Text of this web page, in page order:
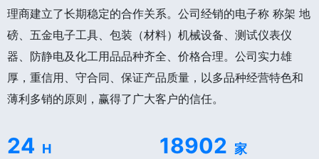
理商建立了长期稳定的合作关系。公司经销的电子称 称架 地
磅、五金电子工具、包装（材料）机械设备、测试仪表仪
器、防静电及化工用品品种齐全、价格合理。公司实力雄
厚，重信用、守合同、保证产品质量，以多品种经营特色和
薄利多销的原则，赢得了广大客户的信任。
24 H 18902 家